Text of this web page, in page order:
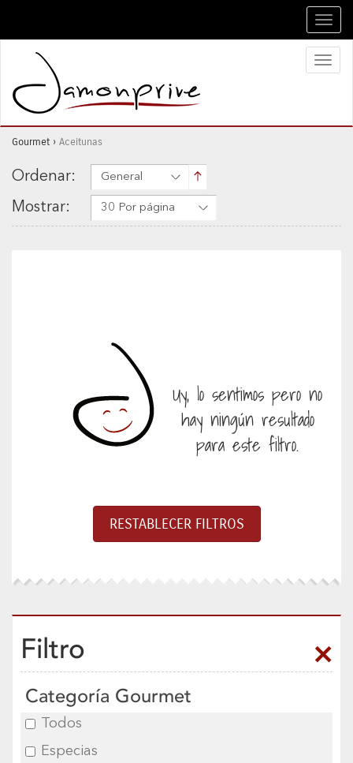
Gourmet › Aceitunas
Ordenar: General
Mostrar: 30 Por página
Uy, lo sentimos pero no
hay ningún resultado
para este filtro.
Filtro
Categoría Gourmet
Todos
Especias